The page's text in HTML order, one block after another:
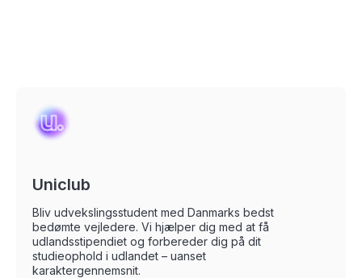
Uniclub
Bliv udvekslingsstudent med Danmarks bedst
bedømte vejledere. Vi hjælper dig med at få
udlandsstipendiet og forbereder dig på dit
studieophold i udlandet – uanset
karaktergennemsnit.